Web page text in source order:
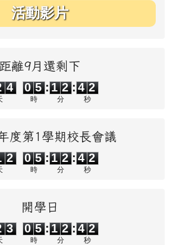
活動影片
距離9月還剩下
4
4
0
0
5
5
時
:
1
1
2
2
分
: 4 1
2
秒
度第1學期校長會議
2
2
0
0
5
5
時
:
1
1
2
2
分
:
4
4 1
2
秒
開學日
3
0
0
5
5
時
:
1
1 2
分
: 4 1
2
秒